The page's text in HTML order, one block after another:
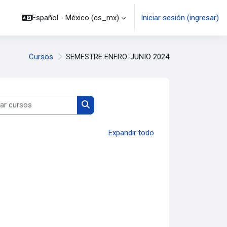
Español - México ‎(es_mx)‎ Iniciar sesión (ingresar)
Cursos SEMESTRE ENERO-JUNIO 2024
cursos
Buscar cursos
Expandir todo